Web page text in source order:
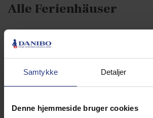
Samtykke Detaljer
Denne hjemmeside bruger cookies
Alle Ferienhäuser
Lädt ...